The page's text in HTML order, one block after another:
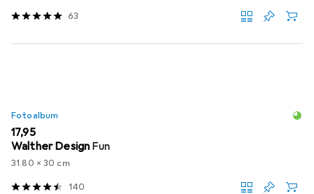
63
Fotoalbum
EUR
17,95
Walther Design Fun
31.80 x 30 cm
140